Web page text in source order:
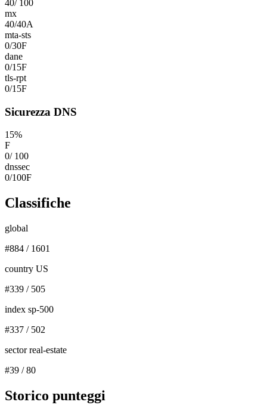
40/ 100
mx
40/40A
mta-sts
0/30F
dane
0/15F
tls-rpt
0/15F
Sicurezza DNS
15%
F
0/ 100
dnssec
0/100F
Classifiche
global
#884 / 1601
country US
#339 / 505
index sp-500
#337 / 502
sector real-estate
#39 /80
Storico punteggi